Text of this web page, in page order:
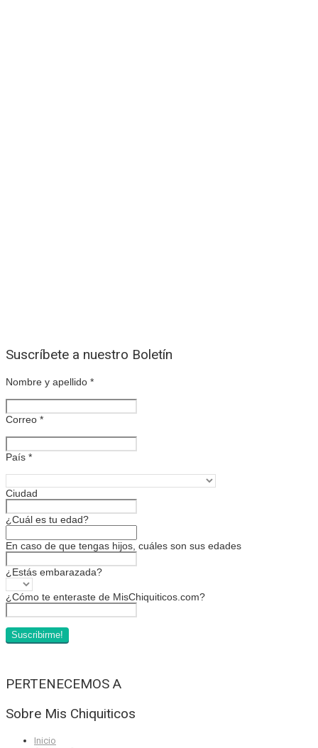
Suscríbete a nuestro Boletín
Nombre y apellido *
Correo *
País *
Ciudad
¿Cuál es tu edad?
En caso de que tengas hijos, cuáles son sus edades
¿Estás embarazada?
¿Cómo te enteraste de MisChiquiticos.com?
PERTENECEMOS A
Sobre Mis Chiquiticos
Inicio